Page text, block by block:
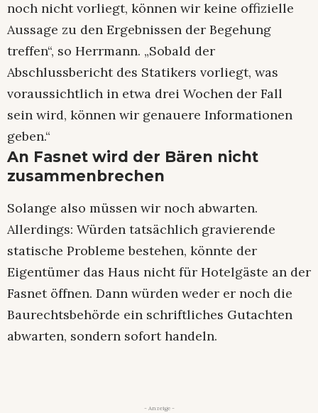
noch nicht vorliegt, können wir keine offizielle
Aussage zu den Ergebnissen der Begehung
treffen“, so Herrmann. „Sobald der
Abschlussbericht des Statikers vorliegt, was
voraussichtlich in etwa drei Wochen der Fall
sein wird, können wir genauere Informationen
geben.“
An Fasnet wird der Bären nicht
zusammenbrechen
Solange also müssen wir noch abwarten.
Allerdings: Würden tatsächlich gravierende
statische Probleme bestehen, könnte der
Eigentümer das Haus nicht für Hotelgäste an der
Fasnet öffnen. Dann würden weder er noch die
Baurechtsbehörde ein schriftliches Gutachten
abwarten, sondern sofort handeln.
- Anzeige -